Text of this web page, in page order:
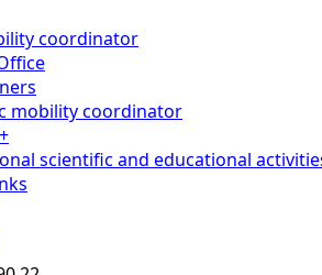
coordinator
mobility coordinator
scientific and educational